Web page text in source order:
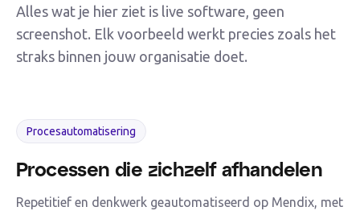
Alles wat je hier ziet is live software, geen
screenshot. Elk voorbeeld werkt precies zoals het
straks binnen jouw organisatie doet.
Procesautomatisering
Processen die zichzelf afhandelen
Repetitief en denkwerk geautomatiseerd op Mendix, met